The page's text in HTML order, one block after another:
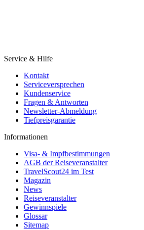
Service & Hilfe
Kontakt
Serviceversprechen
Kundenservice
Fragen & Antworten
Newsletter-Abmeldung
Tiefpreisgarantie
Informationen
Visa- & Impfbestimmungen
AGB der Reiseveranstalter
TravelScout24 im Test
Magazin
News
Reiseveranstalter
Gewinnspiele
Glossar
Sitemap